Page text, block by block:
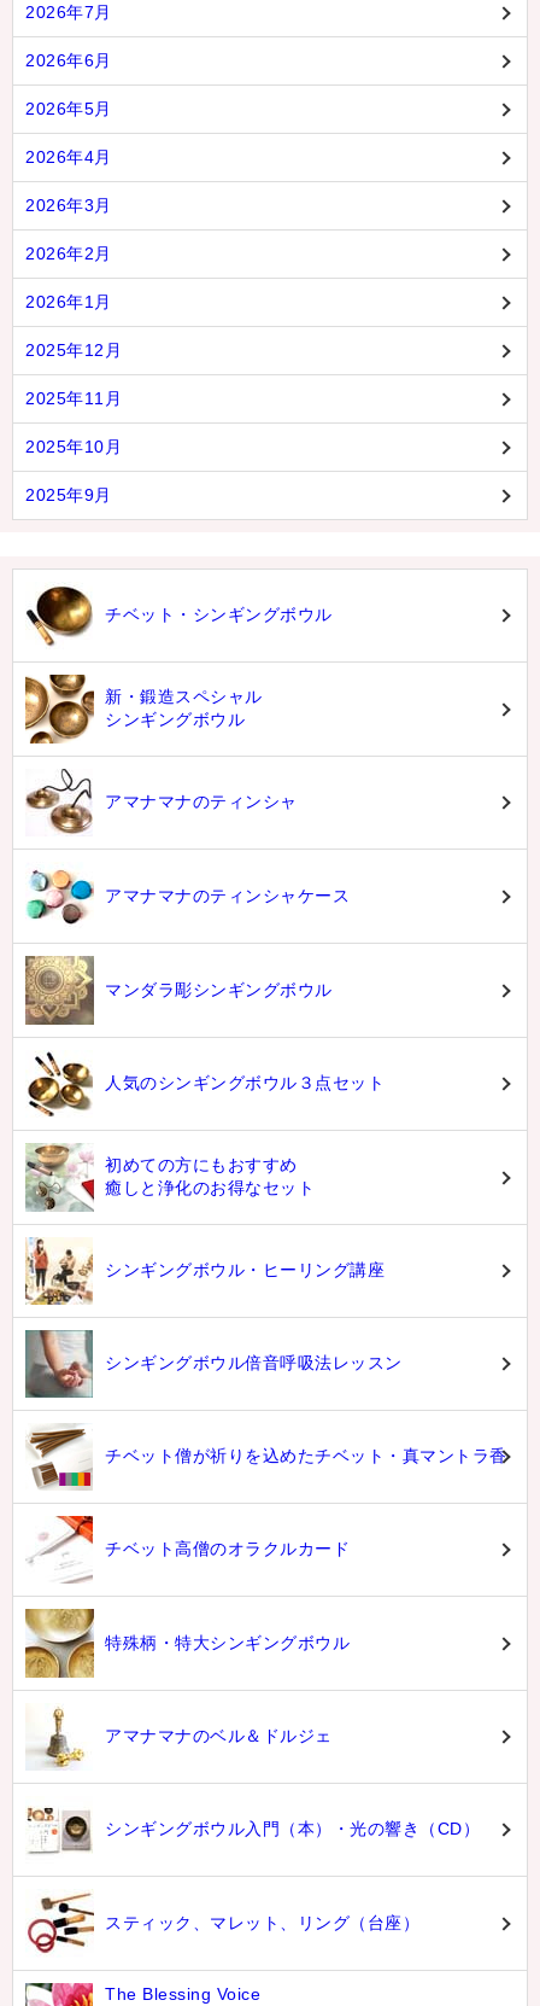
2026年7月
2026年6月
2026年5月
2026年4月
2026年3月
2026年2月
2026年1月
2025年12月
2025年11月
2025年10月
2025年9月
チベット・シンギングボウル
新・鍛造スペシャル
シンギングボウル
アマナマナのティンシャ
アマナマナのティンシャケース
マンダラ彫シンギングボウル
人気のシンギングボウル３点セット
初めての方にもおすすめ
癒しと浄化のお得なセット
シンギングボウル・ヒーリング講座
シンギングボウル倍音呼吸法レッスン
チベット僧が祈りを込めたチベット・真マントラ香
チベット高僧のオラクルカード
特殊柄・特大シンギングボウル
アマナマナのベル＆ドルジェ
シンギングボウル入門（本）・光の響き（CD）
スティック、マレット、リング（台座）
The Blessing Voice